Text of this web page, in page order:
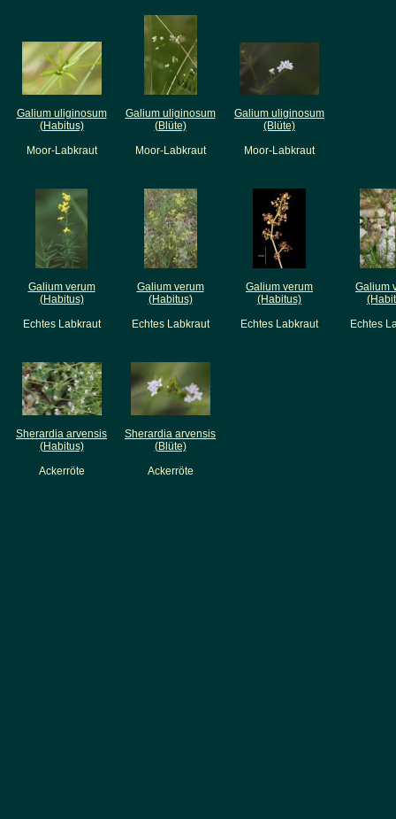
Galium uliginosum
(Habitus)
Moor-Labkraut
Galium uliginosum
(Blüte)
Moor-Labkraut
Galium uliginosum
(Blüte)
Moor-Labkraut
Galium verum
(Habitus)
Echtes Labkraut
Galium verum
(Habitus)
Echtes Labkraut
Galium verum
(Habitus)
Echtes Labkraut
Galium
Echtes
Sherardia arvensis
(Habitus)
Ackerröte
Sherardia arvensis
(Blüte)
Ackerröte